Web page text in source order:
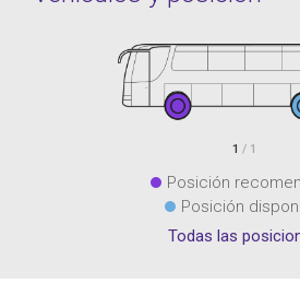
1 / 1
Posición
Posición
Todas las